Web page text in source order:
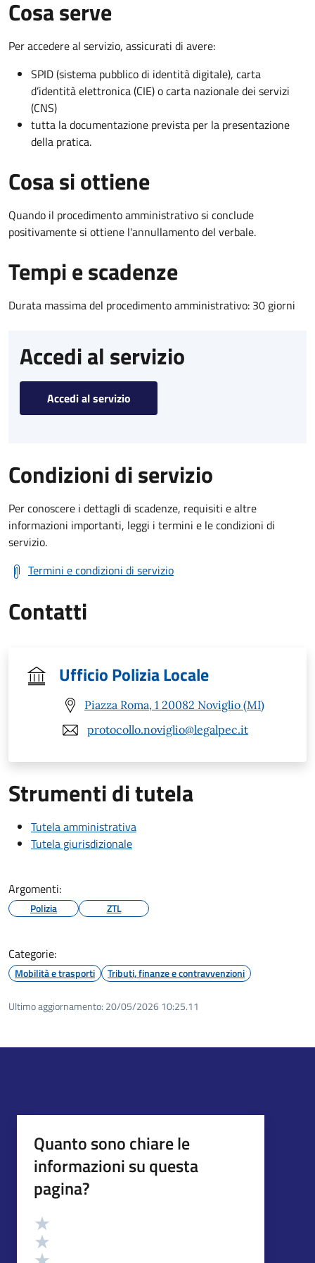
Cosa serve
Per accedere al servizio, assicurati di avere:
SPID (sistema pubblico di identità digitale), carta
d’identità elettronica (CIE) o carta nazionale dei servizi
(CNS)
tutta la documentazione prevista per la presentazione
della pratica.
Cosa si ottiene
Quando il procedimento amministrativo si conclude
positivamente si ottiene l'annullamento del verbale.
Tempi e scadenze
Durata massima del procedimento amministrativo: 30 giorni
Accedi al servizio
Accedi al servizio
Condizioni di servizio
Per conoscere i dettagli di scadenze, requisiti e altre
informazioni importanti, leggi i termini e le condizioni di
servizio.
Termini e condizioni di servizio
Contatti
Ufficio Polizia Locale
Piazza Roma, 1 20082 Noviglio (MI)
protocollo.noviglio@legalpec.it
Strumenti di tutela
Tutela amministrativa
Tutela giurisdizionale
Argomenti:
Polizia ZTL
Categorie:
Mobilità e trasporti Tributi, finanze e contravvenzioni
Ultimo aggiornamento: 20/05/2026 10:25.11
Quanto sono chiare le
informazioni su questa
pagina?
Valutazione